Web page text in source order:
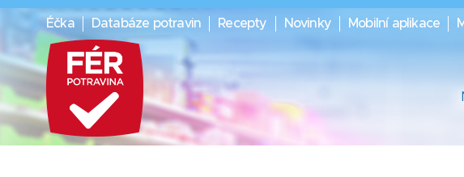
Éčka Databáze potravin Recepty Novinky Mobilní aplikace